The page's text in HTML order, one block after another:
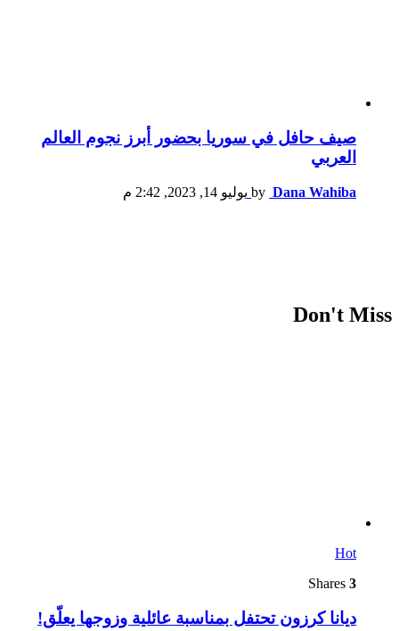
صيف حافل في سوريا بحضور أبرز نجوم العالم
العربي
by Dana Wahiba يوليو 14, 2023, 2:42 م
Don't Miss
Hot
3
ديانا كرزون تحتفل بمناسبة عائلية وزوجها يعلّق!